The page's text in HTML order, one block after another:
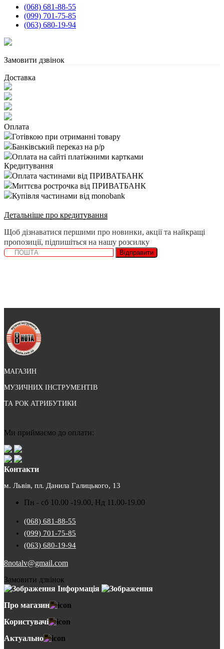
(068) 681-88-55
(099) 701-75-85
(063) 680-19-94
Замовити дзвінок
Доставка
Оплата
Готівкою при отриманні товару
Банківський переказ на р/р
Оплата на сайті платіжними картками
Кредитування
Оплата частинами від ПРИВАТБАНК
Миттєва рострочка від ПРИВАТБАНК
Купівля частинами від monobank
Детальніше про кредитування
Щоб дізнаватися першими про новинки, акції та найкращі
пропозиції, підпишіться на нашу розсилку
Відправити
МАГАЗИН
МУЗИЧНИХ ІНСТРУМЕНТІВ
ТА РОК АТРИБУТИКИ
Ми приймаємо до оплати:
Контакти
м. Львів, пл. Данила Галицького, 13
Пн - сб 10.00 -19.00, Нд 11.00-19.00
(068) 681-88-55
(099) 701-75-85
(063) 680-19-94
8notalv@gmail.com
Замовити дзвінок
Інформація
Про магазин
Користувачі
Актуально